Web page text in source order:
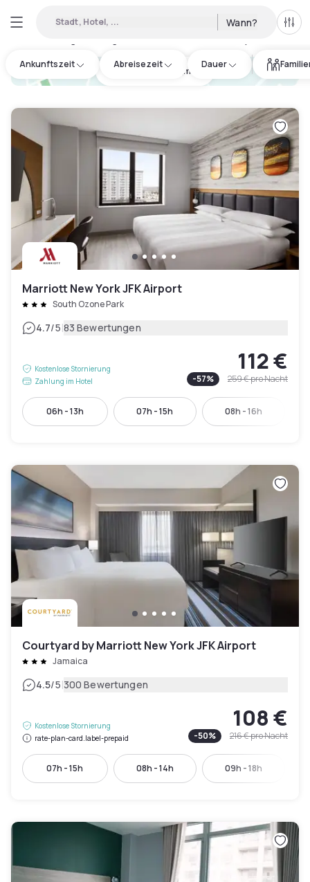
Stadt, Hotel, ... Wann? Alle
Ankunftszeit Abreisezeit Dauer
hotel.cta.view_map
Marriott New York JFK Airport
South Ozone Park
4.7/5|83 Bewertungen
Kostenlose Stornierung
Zahlung im Hotel
112 €
-57% 259 €pro Nacht
06h - 13h 07h - 15h 08h - 16h
Courtyard by Marriott New York JFK Airport
Jamaica
4.5/5|300 Bewertungen
Kostenlose Stornierung
rate-plan-card.label-prepaid
108 €
-50% 216 €pro Nacht
07h - 15h 08h - 14h 09h - 18h